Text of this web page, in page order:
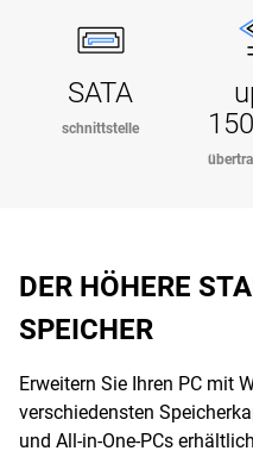
SATA
schnittstelle
DER HÖHERE
SPEICHER
Erweitern Sie Ihren PC mit
verschiedensten
und All-in-One-PCs